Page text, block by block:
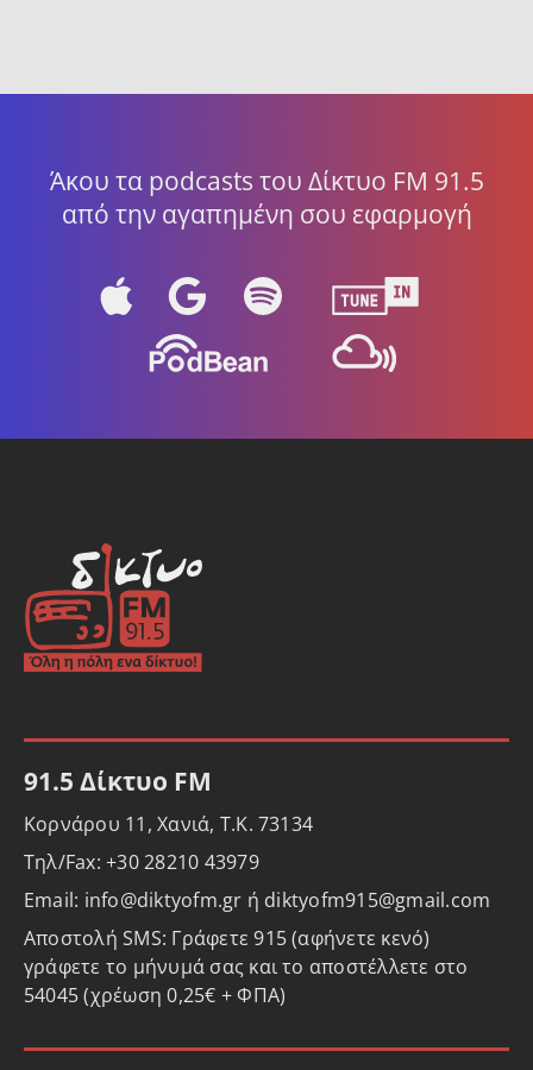
Άκου τα podcasts του Δίκτυο FM 91.5
από την αγαπημένη σου εφαρμογή
91.5 Δίκτυο FM
Κορνάρου 11, Χανιά, Τ.Κ. 73134
Τηλ/Fax: +30 28210 43979
Email: info@diktyofm.gr ή diktyofm915@gmail.com
Αποστολή SMS: Γράφετε 915 (αφήνετε κενό)
γράφετε το μήνυμά σας και το αποστέλλετε στο
54045 (χρέωση 0,25€ + ΦΠΑ)